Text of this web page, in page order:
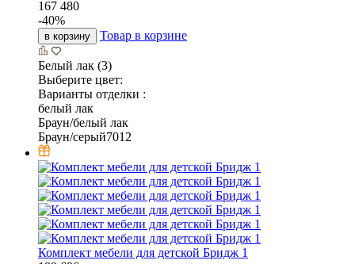
167 480
-40%
в корзину Товар в корзине
Белый лак (3)
Выберите цвет:
Варианты отделки :
белый лак
Браун/белый лак
Браун/серый7012
Комплект мебели для детской Бридж 1